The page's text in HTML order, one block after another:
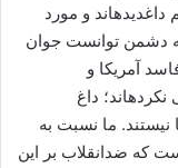
و مورد
دشمن توانست جوان
آمریکا و
داغ
نیستند. ما نسبت به
که ضدانقلاب بر این